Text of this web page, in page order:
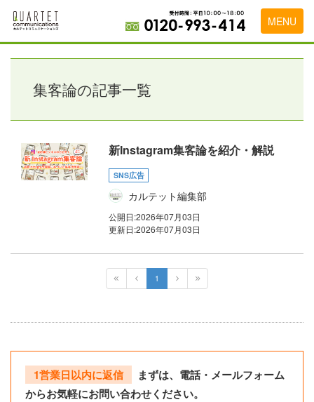
MENU
トップページ
料金表
初めて導入をお考えの方
代理店の乗り換えをお考えの方
広告代理店・HP制作会社様へ
お申し込みから運用開始までの流れ
会社概要
集客論の記事一覧
新Instagram集客論を紹介・解説
SNS広告
カルテット編集部
公開日:2026年07月03日
更新日:2026年07月03日
1
1営業日以内に返信
まずは、電話・メールフォーム
からお気軽にお問い合わせください。